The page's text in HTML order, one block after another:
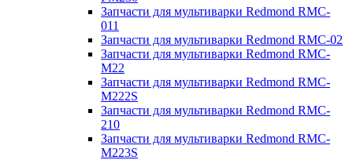
Запчасти для мультиварки Redmond RMC-
011
Запчасти для мультиварки Redmond RMC-02
Запчасти для мультиварки Redmond RMC-
M22
Запчасти для мультиварки Redmond RMC-
M222S
Запчасти для мультиварки Redmond RMC-
210
Запчасти для мультиварки Redmond RMC-
M223S